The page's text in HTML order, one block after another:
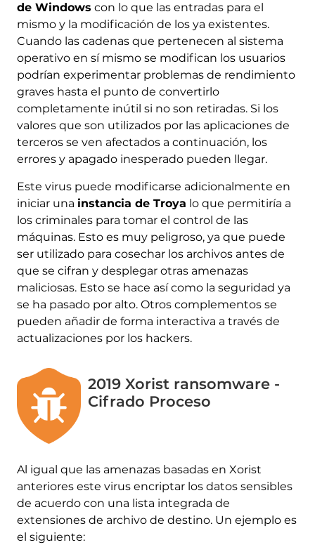
de Windows con lo que las entradas para el
mismo y la modificación de los ya existentes.
Cuando las cadenas que pertenecen al sistema
operativo en sí mismo se modifican los usuarios
podrían experimentar problemas de rendimiento
graves hasta el punto de convertirlo
completamente inútil si no son retiradas. Si los
valores que son utilizados por las aplicaciones de
terceros se ven afectados a continuación, los
errores y apagado inesperado pueden llegar.
Este virus puede modificarse adicionalmente en
iniciar una instancia de Troya lo que permitiría a
los criminales para tomar el control de las
máquinas. Esto es muy peligroso, ya que puede
ser utilizado para cosechar los archivos antes de
que se cifran y desplegar otras amenazas
maliciosas. Esto se hace así como la seguridad ya
se ha pasado por alto. Otros complementos se
pueden añadir de forma interactiva a través de
actualizaciones por los hackers.
2019 Xorist ransomware -
Cifrado Proceso
Al igual que las amenazas basadas en Xorist
anteriores este virus encriptar los datos sensibles
de acuerdo con una lista integrada de
extensiones de archivo de destino. Un ejemplo es
el siguiente: